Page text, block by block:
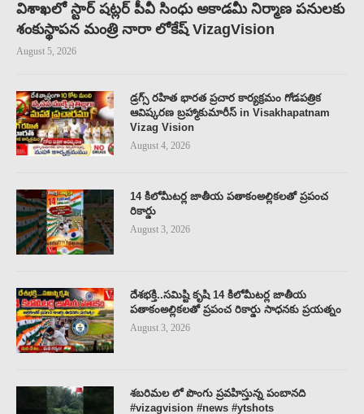
విశాఖలో స్టార్ షట్లర్ పీవీ సింధు అకాడమీ నిర్మాణ పనులకు
శంకుస్థాపన మంత్రి నారా లోకేష్ VizagVision
August 5, 2026
డ్రగ్స్ రహిత భారత ప్రచార కార్యక్రమం గోడపత్రిక
ఆవిష్కరణ బ్రహ్మాకుమారీస్ in Visakhapatnam
Vizag Vision
August 4, 2026
14 కిలోమీట‌ర్ల జాతీయ ప‌తాకంఅల్లిక‌లతో ప్ర‌పంచ
రికార్డు
August 3, 2026
దేశ‌భ‌క్తి..స‌మిష్టి కృషి 14 కిలోమీట‌ర్ల జాతీయ
ప‌తాకంఅల్లిక‌లతో ప్ర‌పంచ రికార్డు సాధ‌న‌కు ప్ర‌య‌త్నం
August 3, 2026
శబరిమల లో పొంగు ప్రవహిస్తున్న పంబానది
#vizagvision #news #ytshots